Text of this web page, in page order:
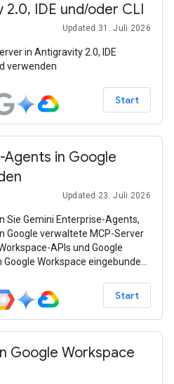
IDE und/oder CLI
Updated 31. Juli 2026
in Antigravity 2.0, IDE
verwenden
Start
in Google
Updated 23. Juli 2026
Sie Gemini Enterprise-Agents,
Google verwaltete MCP-Server
APIs und Google
Workspace eingebunden
(früher Vertex AI), dem
und Google Cloud.
Start
Google Workspace